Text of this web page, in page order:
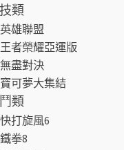
類
雄聯盟
者榮耀亞運版
盡對決
可夢大集結
類
打旋風6
拳8